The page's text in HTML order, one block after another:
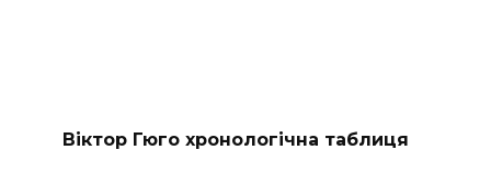
Віктор Гюго хронологічна таблиця